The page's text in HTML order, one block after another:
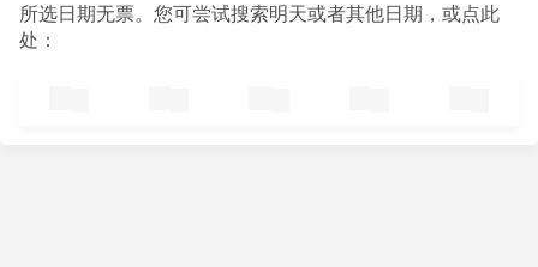
所选日期无票。您可尝试搜索明天或者其他日期，或点此
处：